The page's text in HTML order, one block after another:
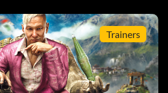
Trainers